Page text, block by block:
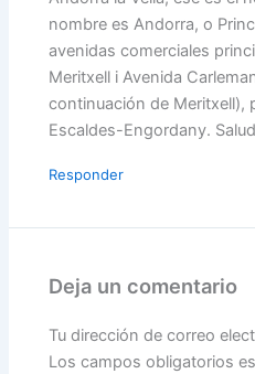
nombre es Andorra, o
avenidas comerciales
Meritxell i Avenida
continuación de Meritxell),
Escaldes-Engordany.
Responder
Deja un comentario
Tu dirección de correo
Los campos obligatorios